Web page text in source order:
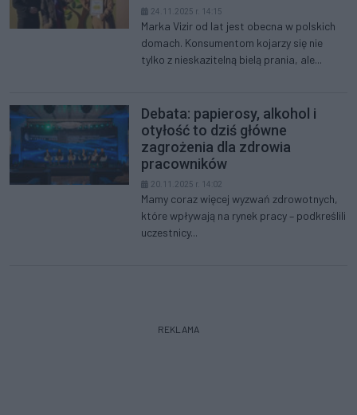
24.11.2025 r. 14:15
Marka Vizir od lat jest obecna w polskich
domach. Konsumentom kojarzy się nie
tylko z nieskazitelną bielą prania, ale...
Debata: papierosy, alkohol i
otyłość to dziś główne
zagrożenia dla zdrowia
pracowników
20.11.2025 r. 14:02
Mamy coraz więcej wyzwań zdrowotnych,
które wpływają na rynek pracy – podkreślili
uczestnicy...
REKLAMA